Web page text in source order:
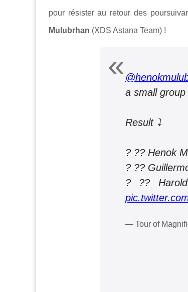
pour résister au retour des
Mulubrhan (XDS Astana Team) !
a small
Result ⤵️
? ?? Henok
? ??
? ??
— Tour of